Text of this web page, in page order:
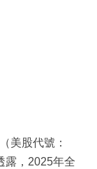
美股代號：
露，2025年全